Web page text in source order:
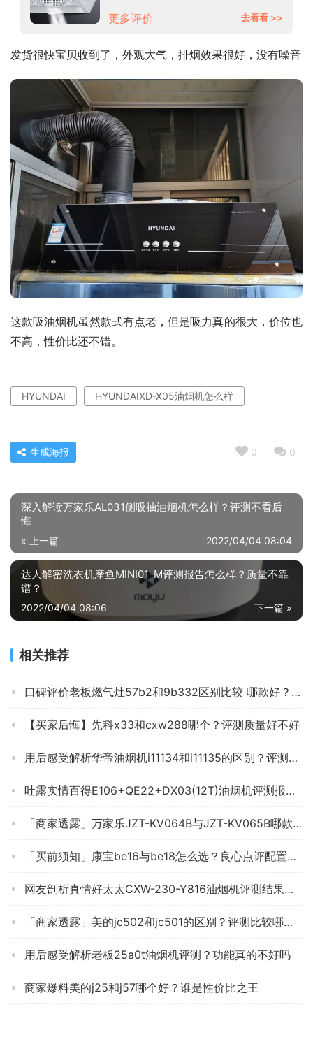
装)
更多评价 去看看 >>
发货很快宝贝收到了，外观大气，排烟效果很好，没有噪音
这款吸油烟机虽然款式有点老，但是吸力真的很大，价位也
不高，性价比还不错。
HYUNDAI HYUNDAIXD-X05油烟机怎么样
0 0
生成海报
深入解读万家乐AL031侧吸抽油烟机怎么样？评测不看后
悔
« 上一篇 2022/04/04 08:04
达人解密洗衣机摩鱼MINI01-M评测报告怎么样？质量不靠
谱？
下一篇 »
2022/04/04 08:06
相关推荐
口碑评价老板燃气灶57b2和9b332区别比较 哪款好？只选对的不选贵的
【买家后悔】先科x33和cxw288哪个？评测质量好不好
用后感受解析华帝油烟机i11134和i11135的区别？评测哪一款功能更强大
吐露实情百得E106+QE22+DX03(12T)油烟机评测报告怎么样？质量不靠谱？
「商家透露」万家乐JZT-KV064B与JZT-KV065B哪款好？评测结果不看后悔
「买前须知」康宝be16与be18怎么选？良心点评配置区别
网友剖析真情好太太CXW-230-Y816油烟机评测结果怎么样？不值得买吗？
「商家透露」美的jc502和jc501的区别？评测比较哪款好
用后感受解析老板25a0t油烟机评测？功能真的不好吗
商家爆料美的j25和j57哪个好？谁是性价比之王